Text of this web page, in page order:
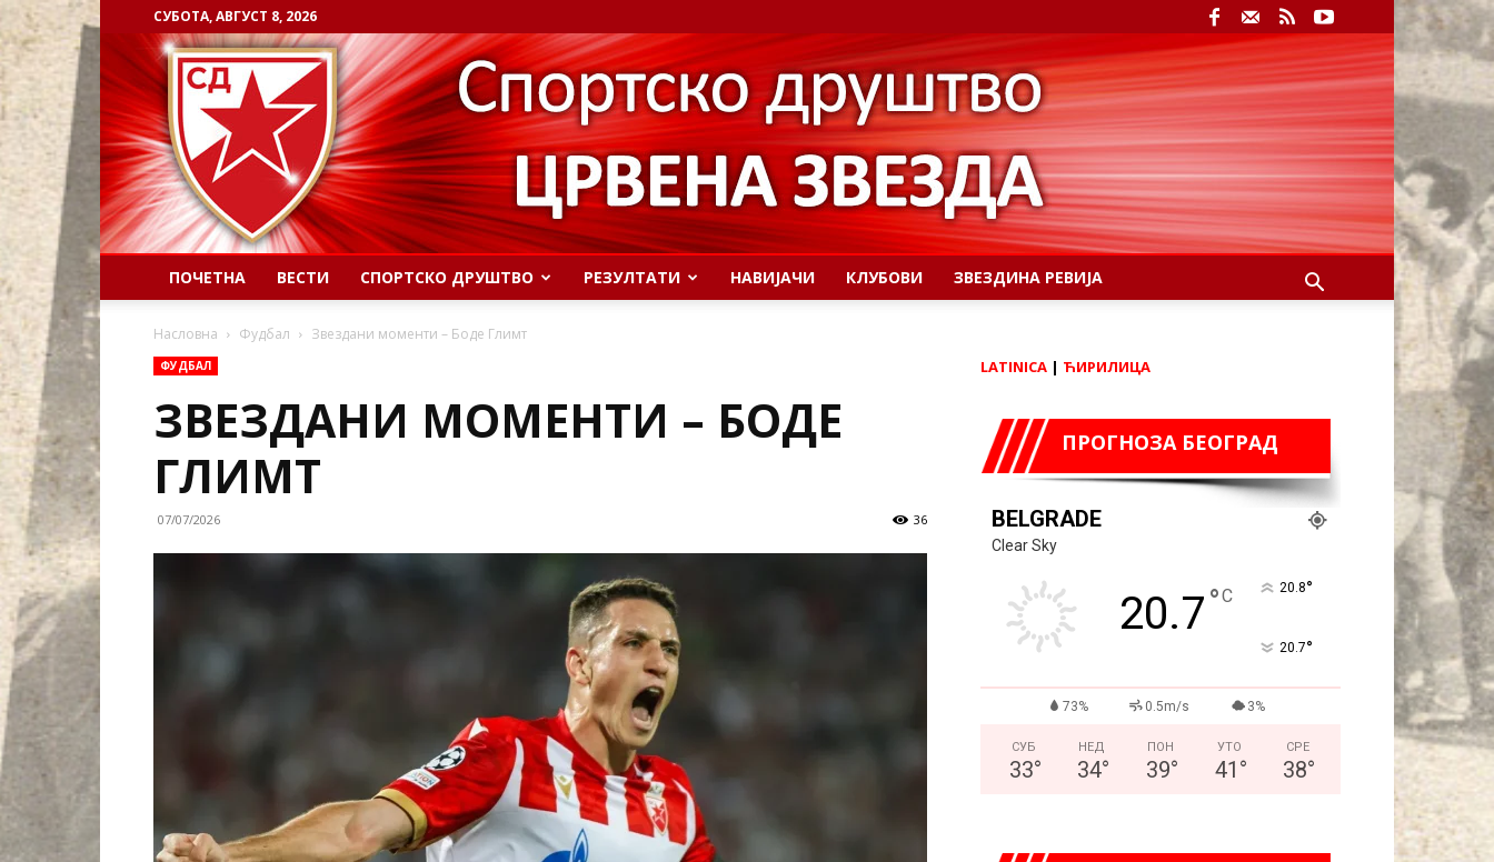
СУБОТА, АВГУСТ 8, 2026
ПОЧЕТНА ВЕСТИ СПОРТСКО ДРУШТВО РЕЗУЛТАТИ НАВИЈАЧИ КЛУБОВИ ЗВЕЗДИНА РЕВИЈА
Насловна Фудбал Звездани моменти – Боде Глимт
ФУДБАЛ
ЗВЕЗДАНИ МОМЕНТИ – БОДЕ
ГЛИМТ
07/07/2026 36
LATINICA | ЋИРИЛИЦА
ПРОГНОЗА БЕОГРАД
BELGRADE
Clear Sky
20.7°C 20.8°
20.7°
73% 0.5m/s 3%
СУБ
33°
НЕД
34°
ПОН
39°
УТО
41 °
СРЕ
38°